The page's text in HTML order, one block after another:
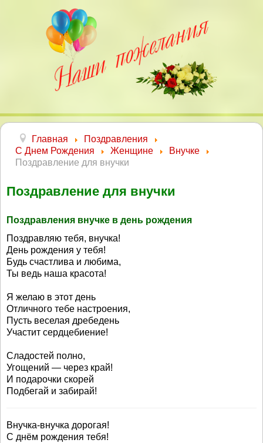
Главная
Поздравления
С Днем Рождения
Женщине
Внучке
Поздравление для внучки
Поздравление для внучки
Поздравления внучке в день рождения
Поздравляю тебя, внучка!
День рождения у тебя!
Будь счастлива и любима,
Ты ведь наша красота!
Я желаю в этот день
Отличного тебе настроения,
Пусть веселая дребедень
Участит сердцебиение!
Сладостей полно,
Угощений — через край!
И подарочки скорей
Подбегай и забирай!
Внучка-внучка дорогая!
С днём рождения тебя!